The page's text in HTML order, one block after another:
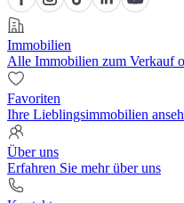
Immobilien
Alle Immobilien zum Verkauf
Favoriten
Ihre Lieblingsimmobilien
Über uns
Erfahren Sie mehr über uns